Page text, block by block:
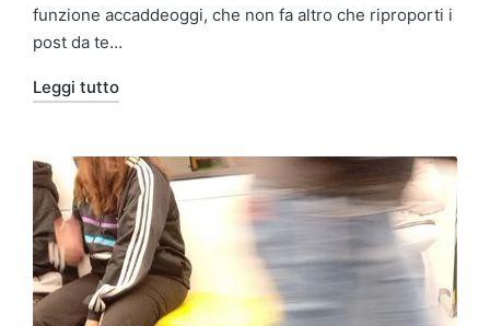
funzione accaddeoggi, che non fa altro che riproporti i
post da te…
Leggi tutto